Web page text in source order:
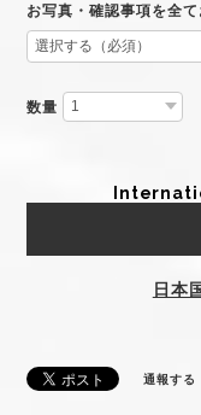
お写真・確認事項を全
数量
日本
通報する